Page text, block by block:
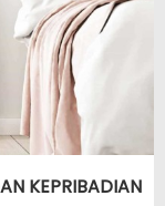
KEPRIBADIAN